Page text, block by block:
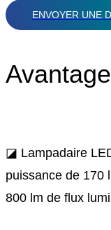
ENVOYER UNE
◪ Lampadaire
puissance de 170
800 lm de flux